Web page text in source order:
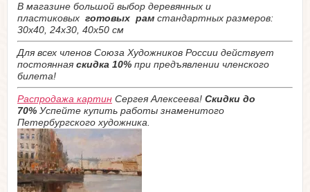
В магазине большой выбор деревянных и
пластиковых готовых рам стандартных размеров:
30х40, 24х30, 40х50 см
Для всех членов Союза Художников России действует
постоянная скидка 10% при предъявлении членского
билета!
Распродажа картин Сергея Алексеева! Скидки до
70% Успейте купить работы знаменитого
Петербургского художника.